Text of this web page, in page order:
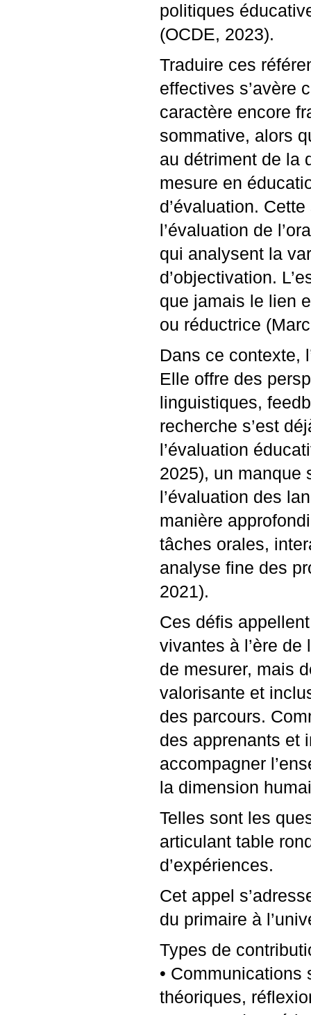
politiques
(OCDE, 2023).
Traduire ces
effectives s’avère
caractère encore
sommative, alors
au détriment de la
mesure en
d’évaluation.
l’évaluation de
qui analysent la
d’objectivation.
que jamais le lien
ou réductrice
Dans ce contexte,
Elle offre des
linguistiques,
recherche s’est
l’évaluation
2025), un manque
l’évaluation des
manière
tâches orales,
analyse fine des
2021).
Ces défis
vivantes à l’ère de
de mesurer, mais
valorisante et
des parcours.
des apprenants et
accompagner
la dimension
Telles sont les
articulant table
d’expériences.
Cet appel
du primaire à
Types de
•
théoriques,